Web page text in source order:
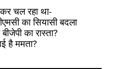
चल रहा था-
का सियासी बदला
का रास्ता?
है ममता?